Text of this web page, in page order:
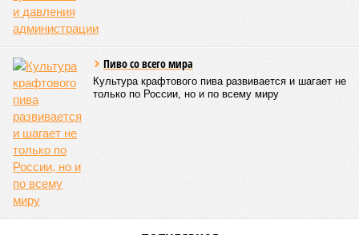
жизни полумиллиона человек.
что-то знала о том, какие именно страны станут со
временем самыми «грязными» в плане производств, и
планомерно подтачивала их демографию. А как ещё
объяснить то, что в топ-10 природных катастроф почти все
места занимают бедствия, разразившиеся в Индии,
Пакистане, Бангладеш и Турции? Что характерно, Россию и
Европу подобные катастрофы никогда не затрагивали,
здесь беды были другими, включая массовый голод и
масштабные эпидемии вроде бубонной чумы (200 млн